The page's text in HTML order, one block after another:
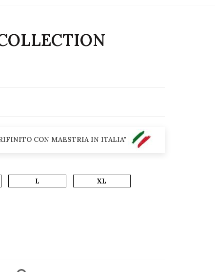
CON MAESTRIA IN ITALIA"
L
XL